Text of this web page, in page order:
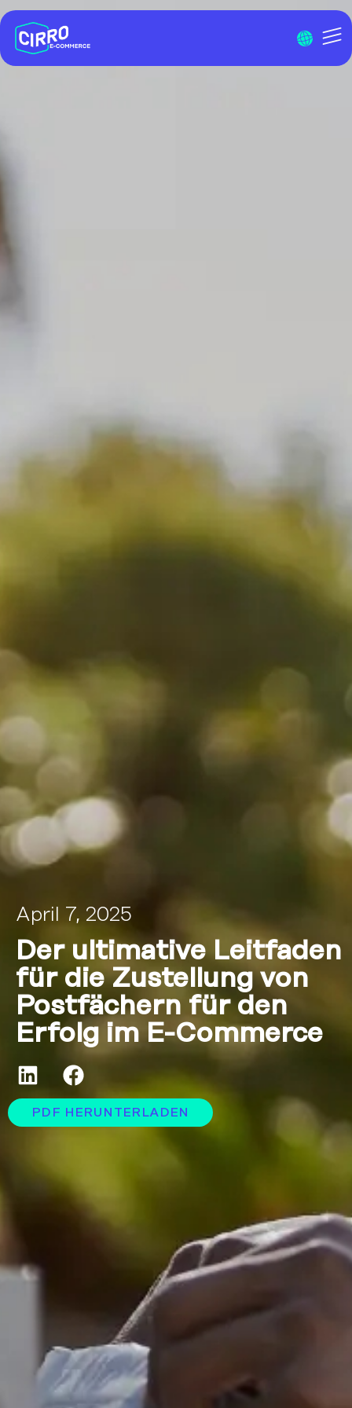
Menu
April 7, 2025
Der ultimative Leitfaden
für die Zustellung von
Postfächern für den
Erfolg im E-Commerce
PDF HERUNTERLADEN